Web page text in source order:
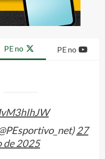
PE no PE no
27
de 2025